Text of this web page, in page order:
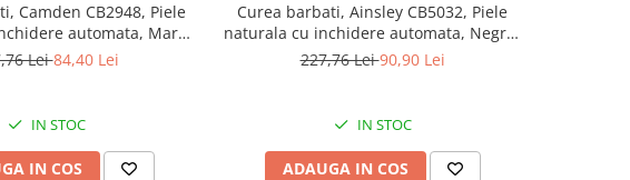
Camden CB2948, Piele
automata, Maro,
3.5x125cm
Lei84,40 Lei
IN STOC
IN COS
Curea barbati, Ainsley CB5032, Piele
naturala cu inchidere automata, Negru,
3.5x125cm
227,76 Lei90,90 Lei
IN STOC
ADAUGA IN COS